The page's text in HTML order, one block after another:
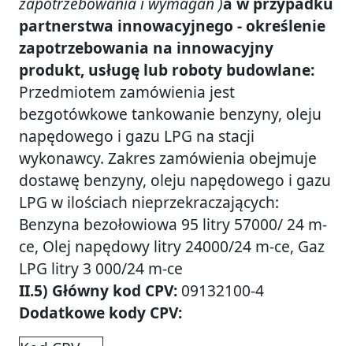
partnerstwa innowacyjnego - określenie
zapotrzebowania na innowacyjny
produkt, usługę lub roboty budowlane:
Przedmiotem zamówienia jest
bezgotówkowe tankowanie benzyny, oleju
napędowego i gazu LPG na stacji
wykonawcy. Zakres zamówienia obejmuje
dostawę benzyny, oleju napędowego i gazu
LPG w ilościach nieprzekraczających:
Benzyna bezołowiowa 95 litry 57000/ 24 m-
ce, Olej napędowy litry 24000/24 m-ce, Gaz
LPG litry 3 000/24 m-ce
II.5) Główny kod CPV: 09132100-4
Dodatkowe kody CPV: